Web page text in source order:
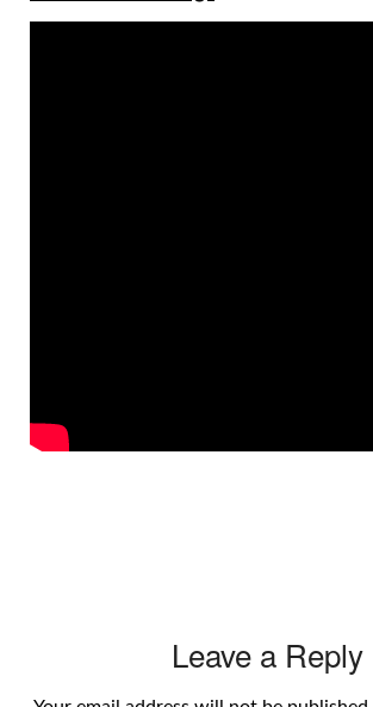
Leave a Reply